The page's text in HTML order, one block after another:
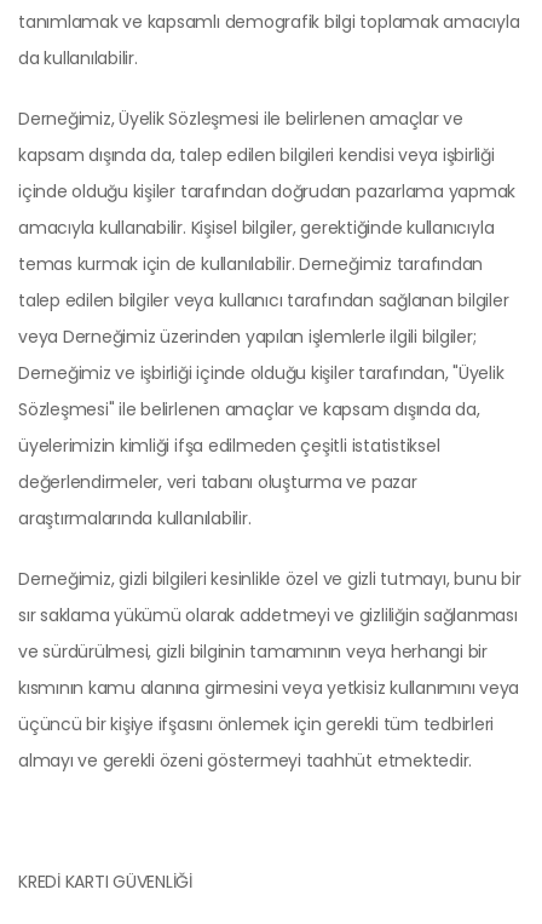
tanımlamak ve kapsamlı demografik bilgi toplamak amacıyla
da kullanılabilir.
Derneğimiz, Üyelik Sözleşmesi ile belirlenen amaçlar ve
kapsam dışında da, talep edilen bilgileri kendisi veya işbirliği
içinde olduğu kişiler tarafından doğrudan pazarlama yapmak
amacıyla kullanabilir. Kişisel bilgiler, gerektiğinde kullanıcıyla
temas kurmak için de kullanılabilir. Derneğimiz tarafından
talep edilen bilgiler veya kullanıcı tarafından sağlanan bilgiler
veya Derneğimiz üzerinden yapılan işlemlerle ilgili bilgiler;
Derneğimiz ve işbirliği içinde olduğu kişiler tarafından, "Üyelik
Sözleşmesi" ile belirlenen amaçlar ve kapsam dışında da,
üyelerimizin kimliği ifşa edilmeden çeşitli istatistiksel
değerlendirmeler, veri tabanı oluşturma ve pazar
araştırmalarında kullanılabilir.
Derneğimiz, gizli bilgileri kesinlikle özel ve gizli tutmayı, bunu bir
sır saklama yükümü olarak addetmeyi ve gizliliğin sağlanması
ve sürdürülmesi, gizli bilginin tamamının veya herhangi bir
kısmının kamu alanına girmesini veya yetkisiz kullanımını veya
üçüncü bir kişiye ifşasını önlemek için gerekli tüm tedbirleri
almayı ve gerekli özeni göstermeyi taahhüt etmektedir.
KREDİ KARTI GÜVENLİĞİ